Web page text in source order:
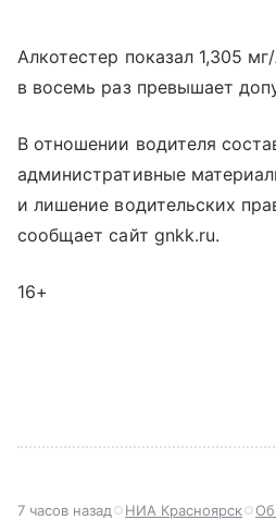
Алкотестер показал 1,305
в восемь раз превышает
В отношении водителя
административные
и лишение водительских
сообщает сайт gnkk.ru.
16+
7 часов назад НИА Красноярск